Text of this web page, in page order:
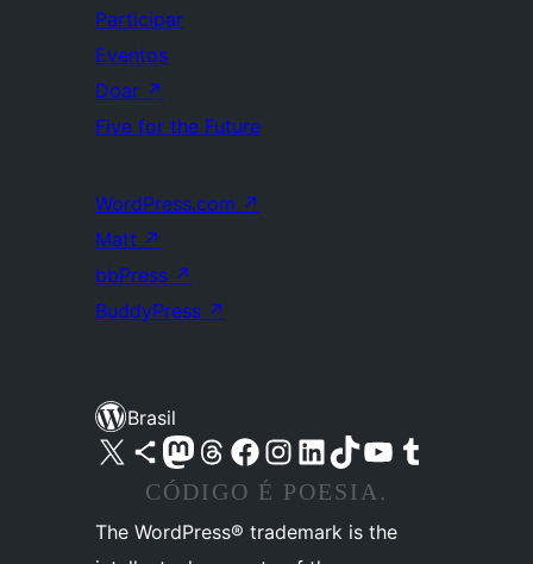
Participar
Eventos
Doar ↗
Five for the Future
WordPress.com ↗
Matt ↗
bbPress ↗
BuddyPress ↗
Brasil
Acessar nossa conta do X (antigo Twitter)
Acessar nossa conta do Bluesky
Acessar nossa conta do Mastodon
Acessar nossa conta do Threads
Acessar nossa página do Facebook
Acessar nossa conta do Instagram
Acessar nossa conta do LinkedIn
Acessar nossa conta do TikTok
Acessar nosso canal do YouTube
Acessar nossa conta no Tumblr
CÓDIGO É POESIA.
The WordPress® trademark is the